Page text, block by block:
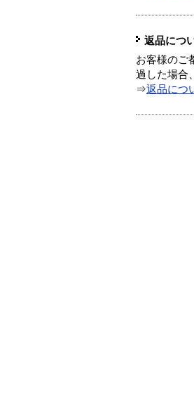
返品につ
お客様のご
過した場合
⇒返品につ